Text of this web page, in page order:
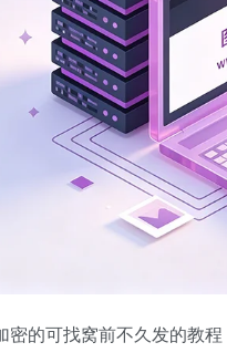
密的可找窝前不久发的教程